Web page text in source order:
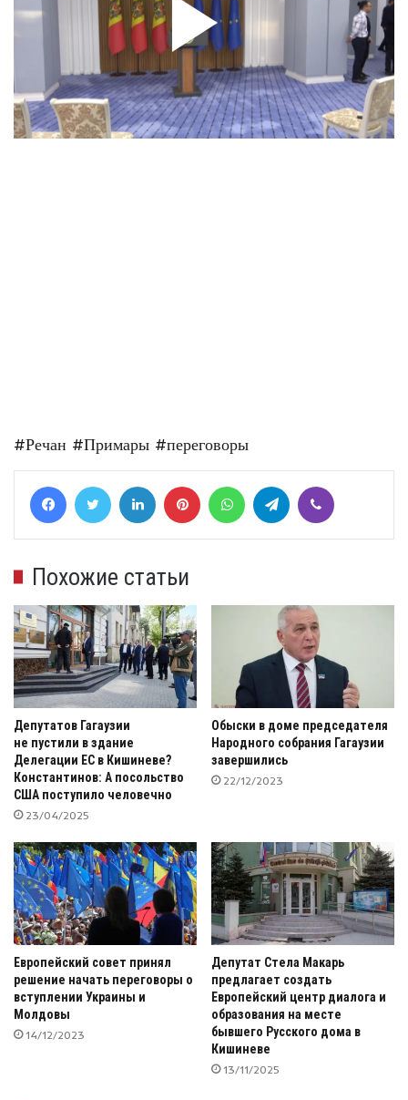
#Речан #Примары #переговоры
FacebookTwitter LinkedIn Pinterest WhatsAppTelegram
Похожие статьи
Депутатов Гагаузии
не пустили в здание
Делегации ЕС в Кишиневе?
Константинов: А посольство
США поступило человечно
23/04/2025
Обыски в доме председателя
Народного собрания Гагаузии
завершились
22/12/2023
Европейский совет принял
решение начать переговоры о
вступлении Украины и
Молдовы
14/12/2023
Депутат Стела Макарь
предлагает создать
Европейский центр диалога и
образования на месте
бывшего Русского дома в
Кишиневе
13/11/2025